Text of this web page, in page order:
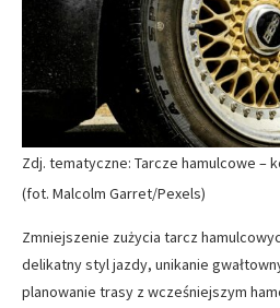
Zdj. tematyczne: Tarcze hamulcowe –
(fot. Malcolm Garret/Pexels)
Zmniejszenie zużycia tarcz
delikatny styl jazdy, unikanie
planowanie trasy z wcześniejszym